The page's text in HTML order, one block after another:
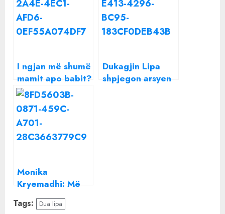
I ngjan më shumë
mamit apo babit?
Vajza e Shpëtim
Saraçit dhe Mira
Konçit mahnit me
bukurinë
Dukagjin Lipa
shpjegon arsyen
Monika
Kryemadhi: Më
akuzojnë për
bukurinë që më
Tags: Dua lipa